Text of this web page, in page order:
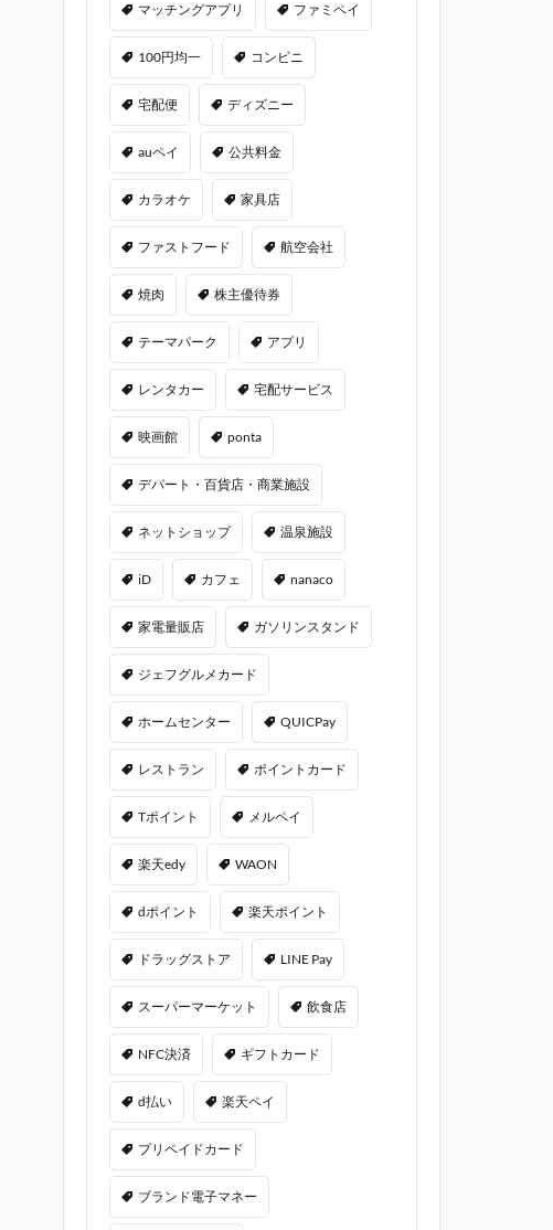
マッチングアプリ ファミペイ
100円均一 コンビニ
宅配便 ディズニー
auペイ 公共料金
カラオケ 家具店
ファストフード 航空会社
焼肉 株主優待券
テーマパーク アプリ
レンタカー 宅配サービス
映画館 ponta
デパート・百貨店・商業施設
ネットショップ 温泉施設
iD カフェ nanaco
家電量販店 ガソリンスタンド
ジェフグルメカード
ホームセンター QUICPay
レストラン ポイントカード
Tポイント メルペイ
楽天edy WAON
dポイント 楽天ポイント
ドラッグストア LINE Pay
スーパーマーケット 飲食店
NFC決済 ギフトカード
d払い 楽天ペイ
プリペイドカード
ブランド電子マネー